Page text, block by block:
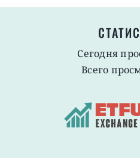
Сегодня
Всего